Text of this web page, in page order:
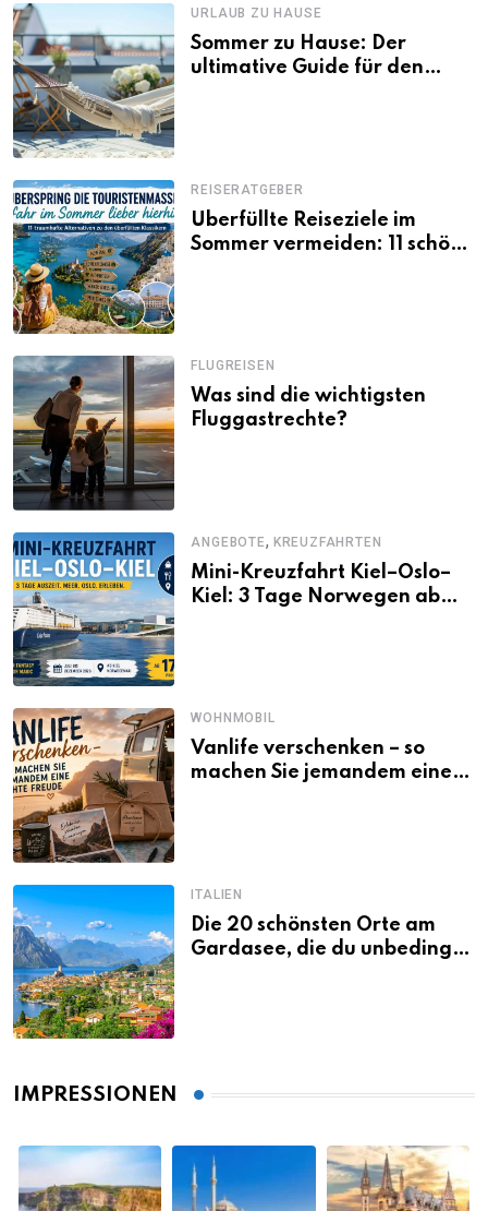
URLAUB ZU HAUSE
Sommer zu Hause: Der
ultimative Guide für den
REISERATGEBER
Überfüllte Reiseziele im
Sommer vermeiden: 11 schöne
FLUGREISEN
Was sind die wichtigsten
Fluggastrechte?
ANGEBOTE, KREUZFAHRTEN
Mini-Kreuzfahrt Kiel–Oslo–
Kiel: 3 Tage Norwegen ab
WOHNMOBIL
Vanlife verschenken – so
machen Sie jemandem eine
ITALIEN
Die 20 schönsten Orte am
Gardasee, die du unbedingt
IMPRESSIONEN